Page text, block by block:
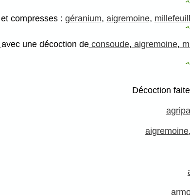
compresses : géranium, aigremoine,
avec une décoction deconsoude, aigremoine,
Décoction
aigremoine